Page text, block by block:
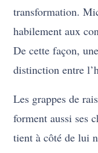
transformation.
habilement aux
De cette façon,
distinction entre
Les grappes de
forment aussi ses
tient à côté de lui